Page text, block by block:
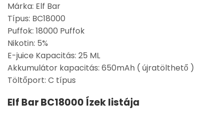
Márka: Elf Bar
Típus: BC18000
Puffok: 18000 Puffok
Nikotin: 5%
E-juice Kapacitás: 25 ML
Akkumulátor kapacitás: 650mAh ( újratölthető )
Töltőport: C típus
Elf Bar BC18000 Ízek listája